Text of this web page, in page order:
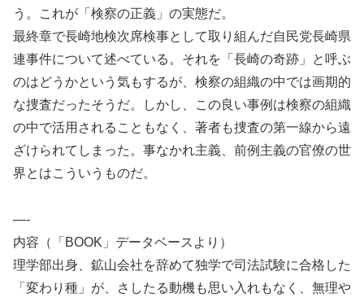
う。これが「検察の正義」の実態だ。
最終章で長崎地検次席検事として取り組んだ自民党長崎県
連事件について述べている。それを「長崎の奇跡」と呼ぶ
のはどうかという気もするが、検察の組織の中では画期的
な捜査だったそうだ。しかし、この良い事例は検察の組織
の中で活用されることもなく、著者も捜査の第一線から遠
ざけられてしまった。事なかれ主義、前例主義の官僚の世
界とはこういうものだ。
—-
内容（「BOOK」データベースより）
理学部出身、鉱山会社を辞めて独学で司法試験に合格した
「変わり種」が、さしたる動機も思い入れもなく、無理や